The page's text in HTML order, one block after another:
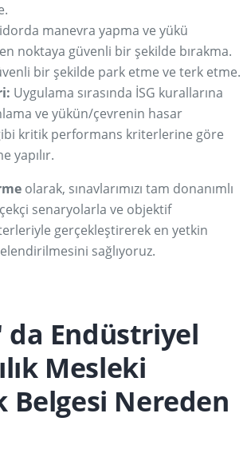
manevra yapma ve yükü
noktaya güvenli bir şekilde bırakma.
bir şekilde park etme ve terk etme.
Uygulama sırasında İSG kurallarına
ve yükün/çevrenin hasar
kritik performans kriterlerine göre
yapılır.
olarak, sınavlarımızı tam donanımlı
senaryolarla ve objektif
gerçekleştirerek en yetkin
sağlıyoruz.
da Endüstriyel
Mesleki
Belgesi Nereden